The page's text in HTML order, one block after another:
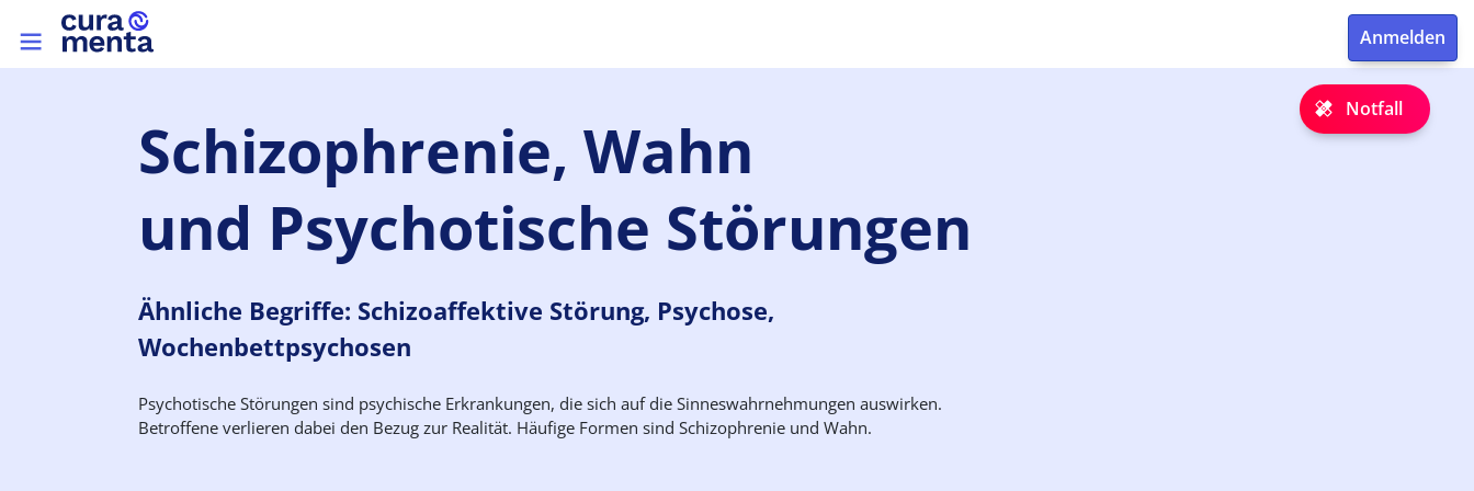
Direkt zum Inhalt
Top menu
Notfall
Schizophrenie, Wahn
und Psychotische Störungen
Ähnliche Begriffe: Schizoaffektive Störung, Psychose,
Wochenbettpsychosen
Psychotische Störungen sind psychische Erkrankungen, die sich auf die Sinneswahrnehmungen auswirken.
Betroffene verlieren dabei den Bezug zur Realität. Häufige Formen sind Schizophrenie und Wahn.